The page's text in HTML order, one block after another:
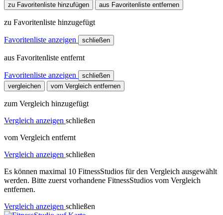
zu Favoritenliste hinzufügen aus Favoritenliste entfernen
zu Favoritenliste hinzugefügt
Favoritenliste anzeigen schließen
aus Favoritenliste entfernt
Favoritenliste anzeigen
schließen
vergleichen
vom Vergleich entfernen
zum Vergleich hinzugefügt
Vergleich anzeigen schließen
vom Vergleich entfernt
Vergleich anzeigen schließen
Es können maximal 10 FitnessStudios für den Vergleich ausgewählt
werden. Bitte zuerst vorhandene FitnessStudios vom Vergleich
entfernen.
Vergleich anzeigen schließen